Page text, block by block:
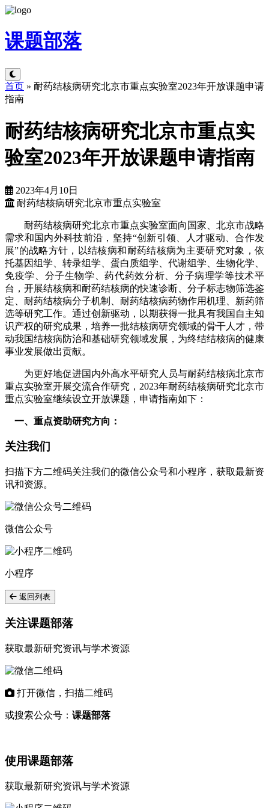
课题部落
首页 » 耐药结核病研究北京市重点实验室2023年开放课题申请
指南
耐药结核病研究北京市重点实
验室2023年开放课题申请指南
2023年4月10日
耐药结核病研究北京市重点实验室
耐药结核病研究北京市重点实验室面向国家、北京市战略
需求和国内外科技前沿，坚持“创新引领、人才驱动、合作发
展”的战略方针，以结核病和耐药结核病为主要研究对象，依
托基因组学、转录组学、蛋白质组学、代谢组学、生物化学、
免疫学、分子生物学、药代药效分析、分子病理学等技术平
台，开展结核病和耐药结核病的快速诊断、分子标志物筛选鉴
定、耐药结核病分子机制、耐药结核病药物作用机理、新药筛
选等研究工作。通过创新驱动，以期获得一批具有我国自主知
识产权的研究成果，培养一批结核病研究领域的骨干人才，带
动我国结核病防治和基础研究领域发展，为终结结核病的健康
事业发展做出贡献。
为更好地促进国内外高水平研究人员与耐药结核病北京市
重点实验室开展交流合作研究，2023年耐药结核病研究北京市
重点实验室继续设立开放课题，申请指南如下：
一、重点资助研究方向：
关注我们
扫描下方二维码关注我们的微信公众号和小程序，获取最新资
讯和资源。
微信公众号
小程序
返回列表
关注课题部落
获取最新研究资讯与学术资源
打开微信，扫描二维码
或搜索公众号： 课题部落
使用课题部落
获取最新研究资讯与学术资源